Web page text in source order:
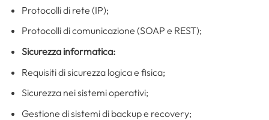
Protocolli di rete (IP);
Protocolli di comunicazione (SOAP e REST);
Sicurezza informatica:
Requisiti di sicurezza logica e fisica;
Sicurezza nei sistemi operativi;
Gestione di sistemi di backup e recovery;